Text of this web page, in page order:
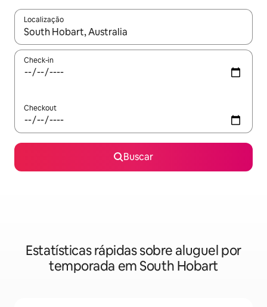
Localização
Quando os resultados estiverem disponíveis, explore-os
Check-in
Checkout
Buscar
Estatísticas rápidas sobre aluguel por
temporada em South Hobart